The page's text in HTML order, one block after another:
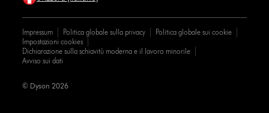
Impressum Politica globale sulla privacy
Politica globale sui cookie
Impostazioni cookies
Dichiarazione sulla schiavitù moderna e il lavoro minorile
Avviso sui dati
© Dyson 2026